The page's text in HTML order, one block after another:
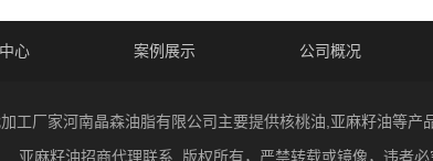
心 案例展示 公司概况
工厂家河南晶森油脂有限公司主要提供核桃油,亚麻籽油等
亚麻籽油招商代理联系. 版权所有，严禁转载或镜像，违者必